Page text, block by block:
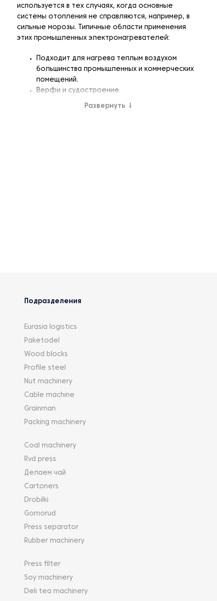
используется в тех случаях, когда основные
системы отопления не справляются, например, в
сильные морозы. Типичные области применения
этих промышленных электронагревателей:
Подходит для нагрева теплым воздухом
большинства промышленных и коммерческих
помещений.
Верфи и судостроение.
Подсобные помещения электростанций.
Развернуть ↓
Подразделения
Eurasia logistics
Paketodel
Wood blocks
Profile steel
Nut machinery
Cable machine
Grainman
Packing machinery
Coal machinery
Rvd press
Делаем чай
Cartoners
Drobilki
Gornorud
Press separator
Rubber machinery
Press filter
Soy machinery
Deli tea machinery